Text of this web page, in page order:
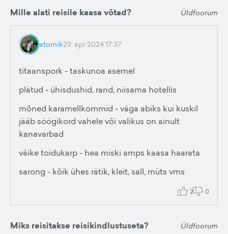
Mille alati reisile kaasa võtad? Üldfoorum
atomik29. apr 2024 17:37
titaanspork - taskunoa asemel
plätud - ühisdushid, rand, niisama hotellis
mõned karamellkommid - väga abiks kui kuskil
jääb söögikord vahele või valikus on ainult
kanavarbad
väike toidukarp - hea miski amps kaasa haarata
sarong - kõik ühes rätik, kleit, sall, müts vms
2 0
Miks reisitakse reisikindlustuseta? Üldfoorum